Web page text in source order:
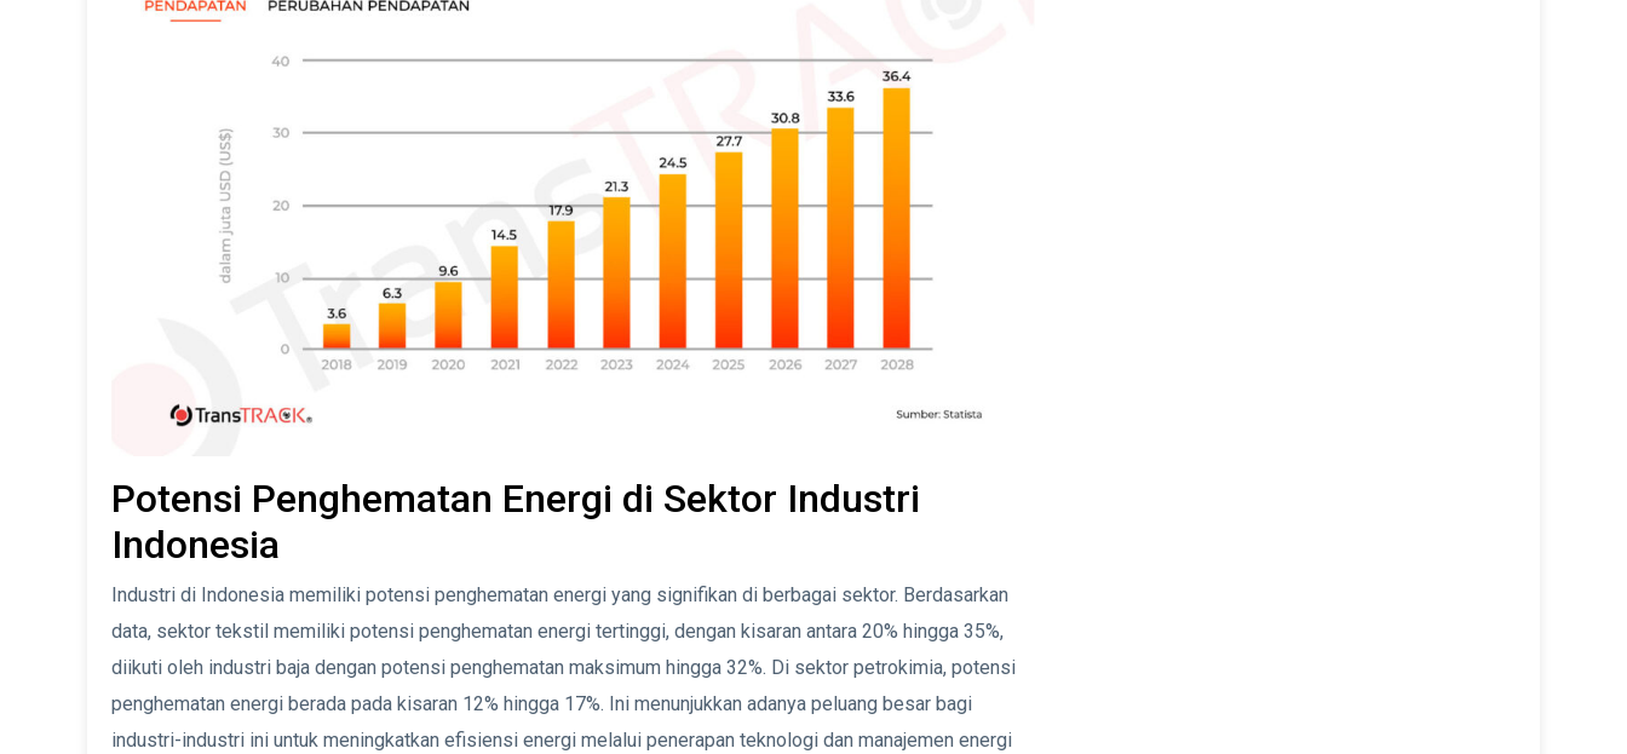
Potensi Penghematan Energi di Sektor Industri
Indonesia
Industri di Indonesia memiliki potensi penghematan energi yang signifikan di berbagai sektor. Berdasarkan
data, sektor tekstil memiliki potensi penghematan energi tertinggi, dengan kisaran antara 20% hingga 35%,
diikuti oleh industri baja dengan potensi penghematan maksimum hingga 32%. Di sektor petrokimia, potensi
penghematan energi berada pada kisaran 12% hingga 17%. Ini menunjukkan adanya peluang besar bagi
industri-industri ini untuk meningkatkan efisiensi energi melalui penerapan teknologi dan manajemen energi